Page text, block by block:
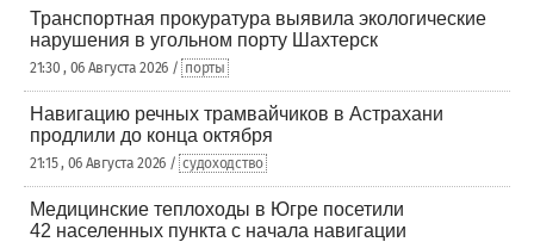
Транспортная прокуратура выявила экологические
нарушения в угольном порту Шахтерск
21:30 , 06 Августа 2026 / порты
Навигацию речных трамвайчиков в Астрахани
продлили до конца октября
21:15 , 06 Августа 2026 / судоходство
Медицинские теплоходы в Югре посетили
42 населенных пункта с начала навигации